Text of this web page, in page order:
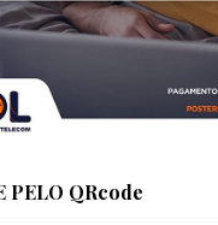
PELO QRcode